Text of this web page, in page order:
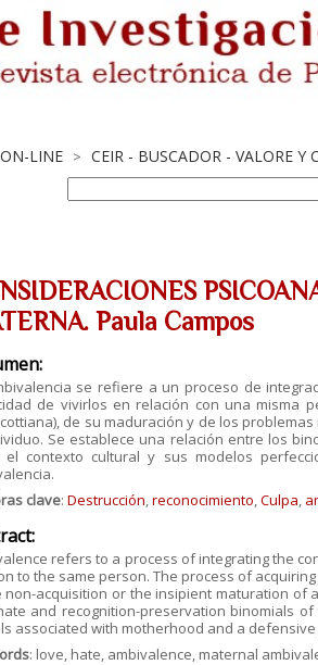
LINE > CEIR - BUSCADOR - VALORE Y
Paula Campos
se refiere a un proceso de
de vivirlos en relación con una misma
de su maduración y de los
Se establece una relación entre los
el contexto cultural y sus modelos
clave: Destrucción,reconocimiento,Culpa,
refers to a process of integrating the
to the same person. The process of
non-acquisition or the insipient maturation of
and recognition-preservation binomials
associated with motherhood and a
: love, hate, ambivalence, maternal